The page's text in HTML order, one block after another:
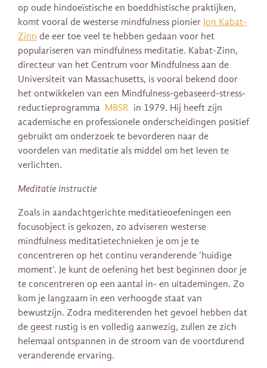
op oude hindoeïstische en boeddhistische praktijken,
komt vooral de westerse mindfulness pionier Jon Kabat-
Zinn de eer toe veel te hebben gedaan voor het
populariseren van mindfulness meditatie. Kabat-Zinn,
directeur van het Centrum voor Mindfulness aan de
Universiteit van Massachusetts, is vooral bekend door
het ontwikkelen van een Mindfulness-gebaseerd-stress-
reductieprogramma MBSR in 1979. Hij heeft zijn
academische en professionele onderscheidingen positief
gebruikt om onderzoek te bevorderen naar de
voordelen van meditatie als middel om het leven te
verlichten.
Meditatie instructie
Zoals in aandachtgerichte meditatieoefeningen een
focusobject is gekozen, zo adviseren westerse
mindfulness meditatietechnieken je om je te
concentreren op het continu veranderende ‘huidige
moment’. Je kunt de oefening het best beginnen door je
te concentreren op een aantal in- en uitademingen. Zo
kom je langzaam in een verhoogde staat van
bewustzijn. Zodra mediterenden het gevoel hebben dat
de geest rustig is en volledig aanwezig, zullen ze zich
helemaal ontspannen in de stroom van de voortdurend
veranderende ervaring.